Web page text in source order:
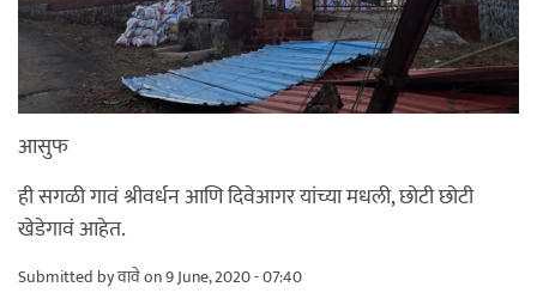
आसुफ
ही सगळी गावं श्रीवर्धन आणि दिवेआगर यांच्या मधली, छोटी छोटी
खेडेगावं आहेत.
Submitted byवावेon 9 June, 2020 - 07:40